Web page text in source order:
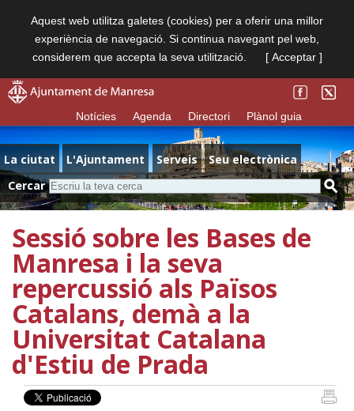
Aquest web utilitza galetes (cookies) per a oferir una millor
experiència de navegació. Si continua navegant pel web,
considerem que accepta la seva utilització.
[ Acceptar ]
Notícies Agenda Directori Plànol guia
La ciutat L'Ajuntament Serveis
Seu electrònica
Cercar
Sessió sobre les Bases de
Manresa i la seva
repercussió als Països
Catalans, demà a la
Universitat Catalana
d'Estiu de Prada